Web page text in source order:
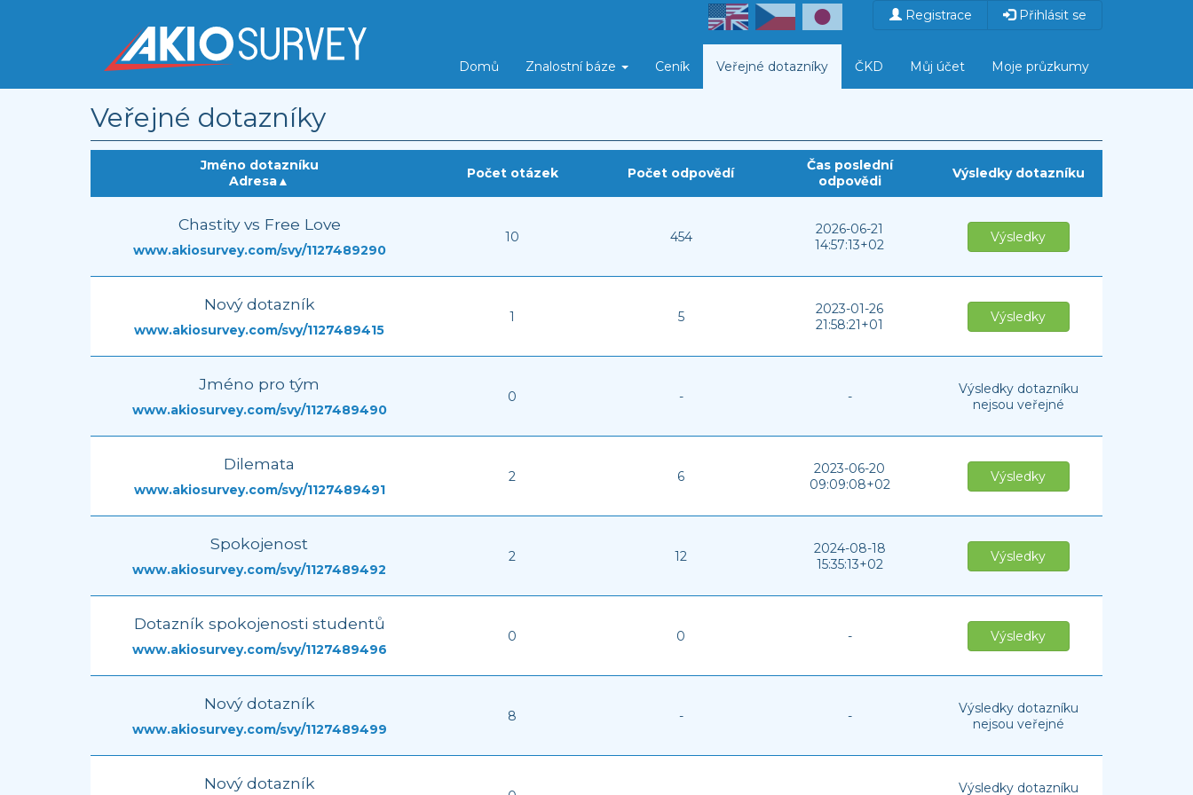
Registrace Přihlásit se
Domů Znalostní báze Ceník Veřejné dotazníky ČKD Můj účet Moje průzkumy
Veřejné dotazníky
Jméno dotazníku
Adresa▲ Počet otázek Počet odpovědí
Čas poslední
odpovědi
Výsledky dotazníku
Chastity vs Free Love
www.akiosurvey.com/svy/1127489290
10 454
2026-06-21
14:57:13+02
Výsledky
Nový dotazník
www.akiosurvey.com/svy/1127489415
1 5
2023-01-26
21:58:21+01
Výsledky
Jméno pro tým
www.akiosurvey.com/svy/1127489490
0 - -
Výsledky dotazníku
nejsou veřejné
Dilemata
www.akiosurvey.com/svy/1127489491
2 6
2023-06-20
09:09:08+02
Výsledky
Spokojenost
www.akiosurvey.com/svy/1127489492
2 12
2024-08-18
15:35:13+02
Výsledky
Dotazník spokojenosti studentů
www.akiosurvey.com/svy/1127489496
0 0 - Výsledky
Nový dotazník
www.akiosurvey.com/svy/1127489499
8 - -
Výsledky dotazníku
nejsou veřejné
Nový dotazník Výsledky dotazníku